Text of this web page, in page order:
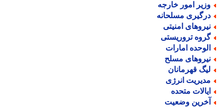
امور خارجه
مسلحانه
امنیتی
تروریستی
امارات
مسلح
قهرمانان
انرژی
متحده
وضعیت